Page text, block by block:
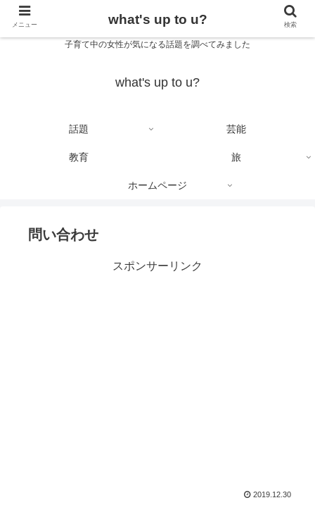
子育て中の女性が気になる話題を調べてみました
what's up to u?
話題 芸能
教育 旅
ホームページ
問い合わせ
スポンサーリンク
2019.12.30
メニュー what's up to u? 検索